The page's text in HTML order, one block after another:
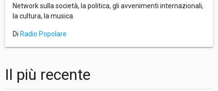
Network sulla società, la politica, gli avvenimenti internazionali,
la cultura, la musica.
Di Radio Popolare
Il più recente